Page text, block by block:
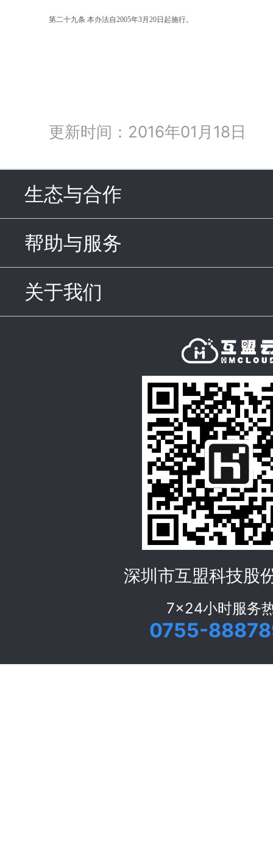
第二十九条 本办法自2005年3月20日起施行。
更新时间：2016年01月18日
生态与合作
帮助与服务
关于我们
深圳市互盟科技股
7x24小时服务
0755-